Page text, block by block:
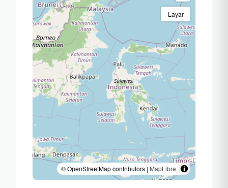
Layar
© OpenStreetMap contributors | MapLibre